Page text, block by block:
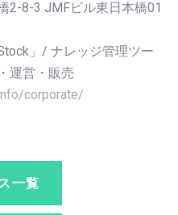
2-8-3 JMFビル東日本橋01
」/ ナレッジ管理ツー
運営・販売
corporate/
一覧